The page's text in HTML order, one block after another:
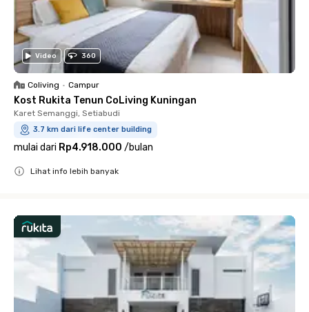
Video 360
Coliving • Campur
Kost Rukita Tenun CoLiving Kuningan
Karet Semanggi, Setiabudi
3.7 km dari life center building
mulai dari Rp4.918.000 /bulan
Lihat info lebih banyak